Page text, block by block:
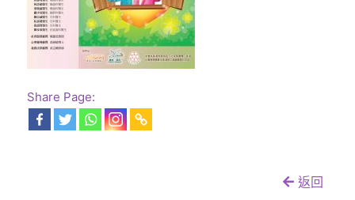
Share Page:
返回